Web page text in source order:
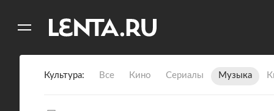
Культура Все Кино Сериалы Музыка